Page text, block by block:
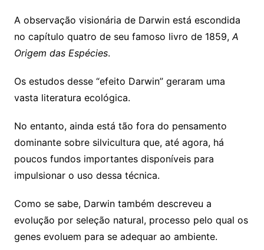
A observação visionária de Darwin está escondida
no capítulo quatro de seu famoso livro de 1859,A
Origem das Espécies.
Os estudos desse “efeito Darwin” geraram uma
vasta literatura ecológica.
No entanto, ainda está tão fora do pensamento
dominante sobre silvicultura que, até agora, há
poucos fundos importantes disponíveis para
impulsionar o uso dessa técnica.
Como se sabe, Darwin também descreveu a
evolução por seleção natural, processo pelo qual os
genes evoluem para se adequar ao ambiente.